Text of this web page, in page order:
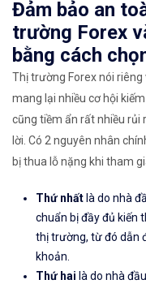
Đảm bảo an
trường Forex
bằng cách
Thị trường Forex nói
mang lại nhiều cơ hội
cũng tiềm ẩn rất nhiều rủi
lời. Có 2 nguyên nhân
bị thua lỗ nặng khi tham
Thứ nhất là do nhà
chuẩn bị đầy đủ kiến
thị trường, từ đó dẫn
khoản.
Thứ hai là do nhà